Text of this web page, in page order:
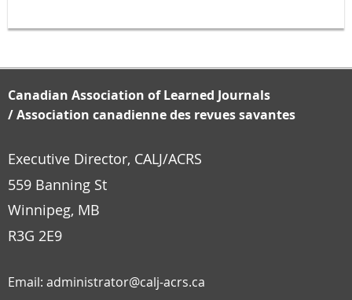
Canadian Association of Learned Journals
/Association canadienne des revues savantes
Executive Director, CALJ/ACRS
559 Banning St
Winnipeg, MB
R3G 2E9
Email: administrator@calj-acrs.ca